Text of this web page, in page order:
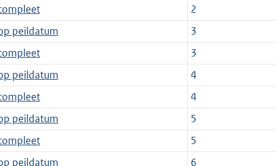
2
peildatum
3
3
peildatum
4
4
peildatum
5
5
peildatum
6